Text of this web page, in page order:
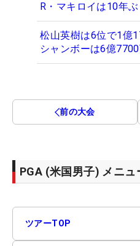
R・マキロイは10年
松山英樹は6位で1
シャンボーは6億
前の大会
PGA (米国男子) メニュ
ツアーTOP